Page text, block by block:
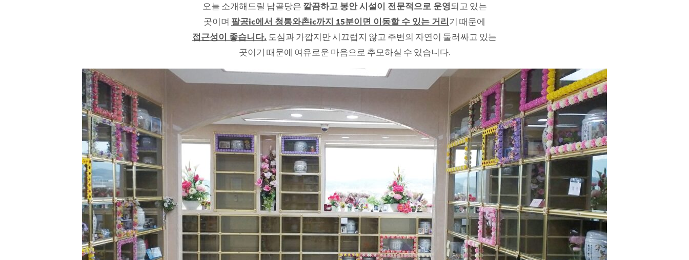
오늘 소개해드릴 납골당은 깔끔하고 봉안 시설이 전문적으로 운영되고 있는
곳이며 팔공ic에서 청통와촌ic까지 15분이면 이동할 수 있는 거리기 때문에
접근성이 좋습니다. 도심과 가깝지만 시끄럽지 않고 주변의 자연이 둘러싸고 있는
곳이기 때문에 여유로운 마음으로 추모하실 수 있습니다.